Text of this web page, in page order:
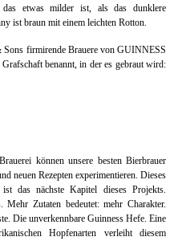
etwas milder ist, als das dunklere
ist braun mit einem leichten Rotton.
firmirende Brauere von GUINNESS
benannt, in der es gebraut wird:
können unsere besten Bierbrauer
neuen Rezepten experimentieren. Dieses
das nächste Kapitel dieses Projekts.
Zutaten bedeutet: mehr Charakter.
Die unverkennbare Guinness Hefe. Eine
Hopfenarten verleiht diesem